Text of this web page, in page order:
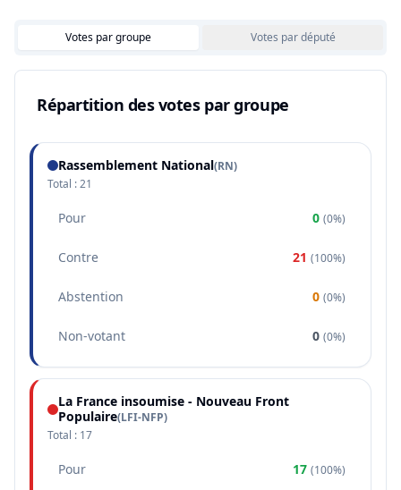
Votes par groupe Votes par député
Répartition des votes par groupe
Rassemblement National(RN)
Total :21
Pour 0 (0%)
Contre 21 (100%)
Abstention 0 (0%)
Non-votant 0 (0%)
La France insoumise - Nouveau Front
Populaire(LFI-NFP)
Total : 17
Pour 17 (100%)